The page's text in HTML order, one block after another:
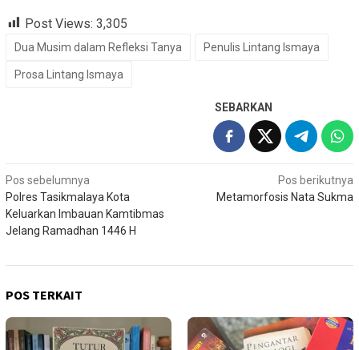
Post Views: 3,305
Dua Musim dalam Refleksi Tanya Penulis Lintang Ismaya
Prosa Lintang Ismaya
SEBARKAN
Navigasi
pos
Pos sebelumnya
Polres Tasikmalaya Kota
Keluarkan Imbauan Kamtibmas
Jelang Ramadhan 1446 H
Pos berikutnya
Metamorfosis Nata Sukma
POS TERKAIT